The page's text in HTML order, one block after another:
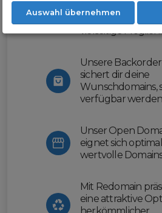
erleichtern wir dir
Domainhandel
vielseitige
Unsere
sichert dir deine
Wunschdomains,
verfügbar
Unser Open
eignet sich
wertvolle
Mit Redomain
eine attraktive
Auswahl übernehmen